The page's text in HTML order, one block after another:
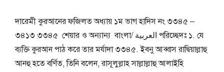
দারেমী কুরআনের ফজিলত অধ্যায় ১ম ভাগ হাদিস নং ৩৩৪৫ –
৩৪১৩ ৩৩৪৫ শেয়ার ও অন্যান্য বাংলা/ العربية পরিচ্ছেদঃ ১. যে
ব্যক্তি কুরআন পাঠ করে তার মর্যাদা ৩৩৪৫. ইবনু আব্বাস রাদ্বিয়াল্লাহু
আনহু হতে বর্ণিত, তিনি বলেন, রাসূলুল্লাহ সাল্লাল্লাহু আলাইহি